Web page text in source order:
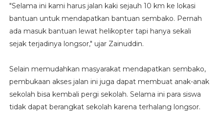
"Selama ini kami harus jalan kaki sejauh 10 km ke lokasi
bantuan untuk mendapatkan bantuan sembako. Pernah
ada masuk bantuan lewat helikopter tapi hanya sekali
sejak terjadinya longsor," ujar Zainuddin.
Selain memudahkan masyarakat mendapatkan sembako,
pembukaan akses jalan ini juga dapat membuat anak-anak
sekolah bisa kembali pergi sekolah. Selama ini para siswa
tidak dapat berangkat sekolah karena terhalang longsor.